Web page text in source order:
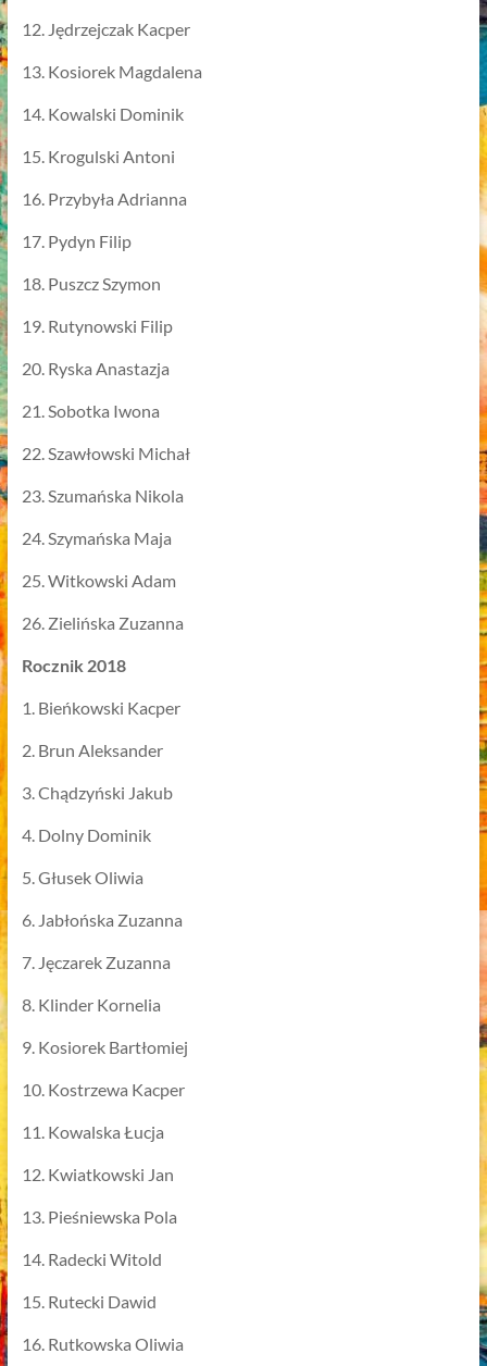
12. Jędrzejczak Kacper
13. Kosiorek Magdalena
14. Kowalski Dominik
15. Krogulski Antoni
16. Przybyła Adrianna
17. Pydyn Filip
18. Puszcz Szymon
19. Rutynowski Filip
20. Ryska Anastazja
21. Sobotka Iwona
22. Szawłowski Michał
23. Szumańska Nikola
24. Szymańska Maja
25. Witkowski Adam
26. Zielińska Zuzanna
Rocznik 2018
1. Bieńkowski Kacper
2. Brun Aleksander
3. Chądzyński Jakub
4. Dolny Dominik
5. Głusek Oliwia
6. Jabłońska Zuzanna
7. Jęczarek Zuzanna
8. Klinder Kornelia
9. Kosiorek Bartłomiej
10. Kostrzewa Kacper
11. Kowalska Łucja
12. Kwiatkowski Jan
13. Pieśniewska Pola
14. Radecki Witold
15. Rutecki Dawid
16. Rutkowska Oliwia